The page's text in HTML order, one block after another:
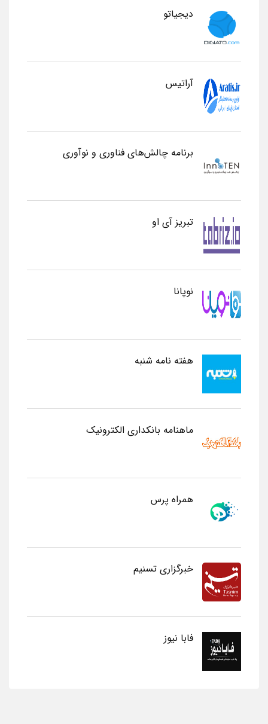
دیجیاتو
آراتیس
برنامه چالش‌های فناوری و نوآوری
تبریز آی او
نوپانا
هفته نامه شنبه
ماهنامه بانکداری الکترونیک
همراه پرس
خبرگزاری تسنیم
فابا نیوز